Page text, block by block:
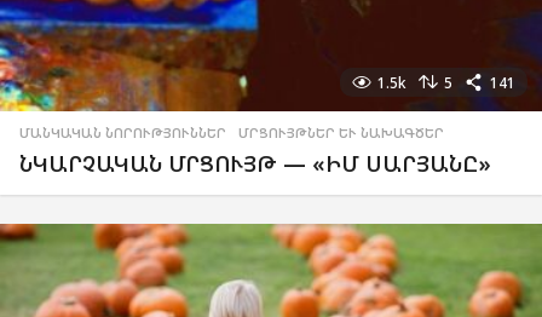
1.5k 5 141
ՄԱՆԿԱԿԱՆ ՆՈՐՈՒԹՅՈՒՆՆԵՐ ,ՄՐՑՈՒՅԹՆԵՐ ԵՒ ՆԱԽԱԳԾԵՐ
ՆԿԱՐՉԱԿԱՆ ՄՐՑՈՒՅԹ — «ԻՄ ՍԱՐՅԱՆԸ»